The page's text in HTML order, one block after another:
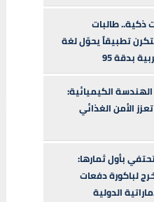
ذكية.. طالبات
تطبيقاً يحوّل لغة
الكيميائية:
الأمن الغذائي
بأول ثمارها:
لباكورة دفعات
الدولية